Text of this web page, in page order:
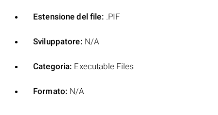
Estensione del file: .PIF
Sviluppatore: N/A
Categoria: Executable Files
Formato: N/A